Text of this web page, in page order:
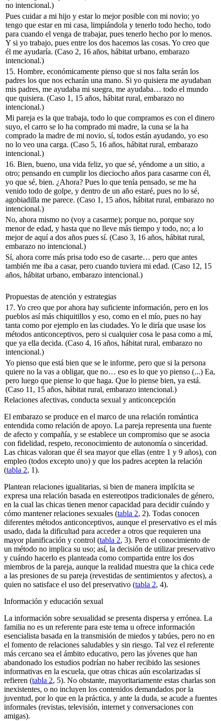
no intencional.)
Pues cuidar a mi hijo y estar lo mejor posible con mi novio; yo
tengo que estar en mi casa, limpiándola y tenerlo todo hecho, todo
para cuando el venga de trabajar, pues tenerlo hecho por lo menos.
Y si yo trabajo, pues entre los dos hacemos las cosas. Yo creo que
él me ayudaría. (Caso 2, 16 años, hábitat urbano, embarazo
intencional.)
15. Hombre, económicamente pienso que si nos falta serán los
padres los que nos echarán una mano. Si yo quisiera me ayudaban
mis padres, me ayudaba mi suegra, me ayudaba… todo el mundo
que quisiera. (Caso 1, 15 años, hábitat rural, embarazo no
intencional.)
Mi pareja es la que trabaja, todo lo que compramos es con el dinero
suyo, el carro se lo ha comprado mi madre, la cuna se la ha
comprado la madre de mi novio, sí, todos están ayudando, yo eso
no lo veo una carga. (Caso 5, 16 años, hábitat rural, embarazo
intencional.)
16. Bien, bueno, una vida feliz, yo que sé, yéndome a un sitio, a
otro; pensando en cumplir los dieciocho años para casarme con él,
yo que sé, bien. ¿Ahora? Pues lo que tenía pensado, se me ha
venido todo de golpe, y dentro de un año estaré, pues no lo sé,
agobiadilla me parece. (Caso 1, 15 años, hábitat rural, embarazo no
intencional.)
No, ahora mismo no (voy a casarme); porque no, porque soy
menor de edad, y hasta que no lleve más tiempo y todo, no; a lo
mejor de aquí a dos años pues sí. (Caso 3, 16 años, hábitat rural,
embarazo no intencional.)
Sí, ahora corre más prisa todo eso de casarte… pero que antes
también me iba a casar, pero cuando tuviera mi edad. (Caso 12, 15
años, hábitat urbano, embarazo intencional.)
Propuestas de atención y estrategias
17. Yo creo que por ahora hay suficiente información, pero en los
pueblos así más chiquitillos y eso, como en el mío, pues no hay
tanta como por ejemplo en las ciudades. Yo le diría que usase los
métodos anticonceptivos, pero si cualquier cosa le pasa como a mí,
que ya ella decida. (Caso 4, 16 años, hábitat rural, embarazo no
intencional.)
Yo pienso que está bien que se le informe, pero que si la persona
quiere no la vas a obligar, que no… eso es lo que yo pienso (...) Ea,
pero luego que piense lo que haga. Que lo piense bien, ya está.
(Caso 11, 15 años, hábitat rural, embarazo intencional.)
Relaciones afectivas, conducta sexual y anticoncepción
El embarazo se produce en el marco de una relación romántica
entendida como relación de apoyo. La pareja representa una fuente
de afecto y compañía, y se establece un compromiso que se asocia
con fidelidad, respeto, reconocimiento de autonomía o sinceridad.
Las chicas valoran que él sea mayor que ellas (entre 1 y 9 años), con
empleo (todos excepto uno) y que los padres acepten la relación
(tabla 2, 1).
Plantean relaciones igualitarias, si bien de manera implícita se
expresa una relación basada en estereotipos tradicionales de género,
en la cual las chicas tienen menor capacidad para decidir cuándo y
cómo mantener relaciones sexuales (tabla 2, 2). Todas conocen
diferentes métodos anticonceptivos, aunque el preservativo es el más
usado, dada la dificultad para acceder a otros que requieren una
mayor planificación y control (tabla 2, 3). Pero el conocimiento de
un método no implica su uso; así, la decisión de utilizar preservativo
y cuándo hacerlo es planteada como compartida entre los dos
miembros de la pareja, aunque la realidad muestra que la chica cede
a las presiones de su pareja (revestidas de sentimientos y afectos), a
quien no satisface el uso del preservativo (tabla 2, 4).
Información y educación sexual
La información sobre sexualidad se presenta dispersa y errónea. La
familia no es un referente para este tema u ofrece información
esencialista basada en la transmisión de miedos y tabúes, pero no en
el fomento de relaciones saludables y sin riesgo. Tal vez el referente
más cercano sea el ámbito educativo, pero las jóvenes que han
abandonado los estudios podrían no haber recibido las sesiones
informativas en la escuela, que otras chicas aún escolarizadas sí
refieren (tabla 2, 5). No obstante, mayoritariamente estas charlas son
inexistentes, o no incluyen los contenidos demandados por la
juventud, por lo que en la práctica, y ante la duda, se acude a fuentes
informales (revistas, televisión, internet y conversaciones con
amigas).